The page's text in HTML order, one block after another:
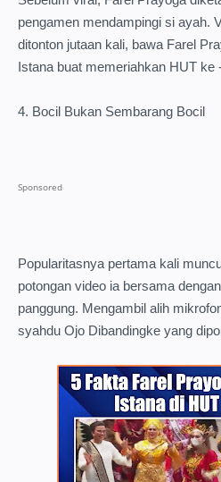
pengamen mendampingi si ayah.
ditonton jutaan kali, bawa Farel
Istana buat memeriahkan HUT ke
4. Bocil Bukan Sembarang Bocil
Popularitasnya pertama kali
potongan video ia bersama
panggung. Mengambil alih
syahdu Ojo Dibandingke yang